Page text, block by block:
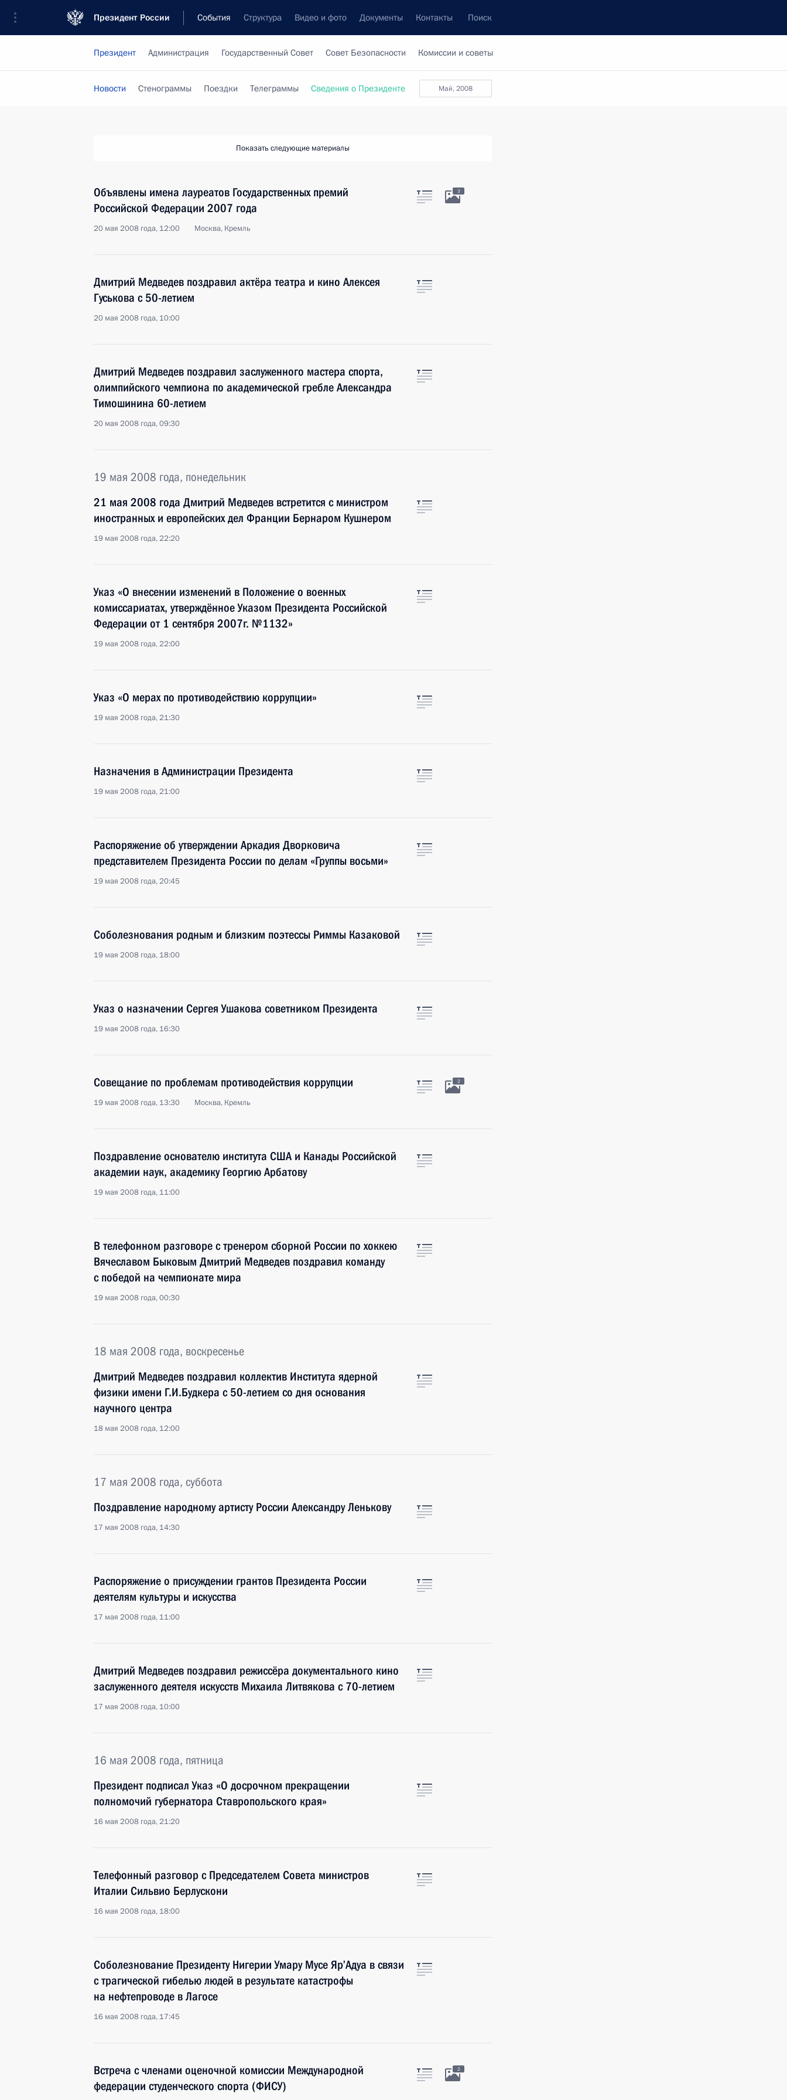
Президент России События Структура Видео и фото Документы Контакты Поиск
Президент Администрация Государственный Совет Совет Безопасности Комиссии и советы
май, 2008
Новости Стенограммы Поездки Телеграммы Сведения о Президенте
Показать следующие материалы
Объявлены имена лауреатов Государственных премий
Российской Федерации 2007 года
20 мая 2008 года, 12:00 Москва, Кремль
3
Дмитрий Медведев поздравил актёра театра и кино Алексея
Гуськова с 50-летием
20 мая 2008 года, 10:00
Дмитрий Медведев поздравил заслуженного мастера спорта,
олимпийского чемпиона по академической гребле Александра
Тимошинина 60-летием
20 мая 2008 года, 09:30
19 мая 2008 года, понедельник
21 мая 2008 года Дмитрий Медведев встретится с министром
иностранных и европейских дел Франции Бернаром Кушнером
19 мая 2008 года, 22:20
Указ «О внесении изменений в Положение о военных
комиссариатах, утверждённое Указом Президента Российской
Федерации от 1 сентября 2007г. №1132»
19 мая 2008 года, 22:00
Указ «О мерах по противодействию коррупции»
19 мая 2008 года, 21:30
Назначения в Администрации Президента
19 мая 2008 года, 21:00
Распоряжение об утверждении Аркадия Дворковича
представителем Президента России по делам «Группы восьми»
19 мая 2008 года, 20:45
Соболезнования родным и близким поэтессы Риммы Казаковой
19 мая 2008 года, 18:00
Указ о назначении Сергея Ушакова советником Президента
19 мая 2008 года, 16:30
Совещание по проблемам противодействия коррупции
19 мая 2008 года, 13:30 Москва, Кремль
2
Поздравление основателю института США и Канады Российской
академии наук, академику Георгию Арбатову
19 мая 2008 года, 11:00
В телефонном разговоре с тренером сборной России по хоккею
Вячеславом Быковым Дмитрий Медведев поздравил команду
с победой на чемпионате мира
19 мая 2008 года, 00:30
18 мая 2008 года, воскресенье
Дмитрий Медведев поздравил коллектив Института ядерной
физики имени Г.И.Будкера с 50-летием со дня основания
научного центра
18 мая 2008 года, 12:00
17 мая 2008 года, суббота
Поздравление народному артисту России Александру Ленькову
17 мая 2008 года, 14:30
Распоряжение о присуждении грантов Президента России
деятелям культуры и искусства
17 мая 2008 года, 11:00
Дмитрий Медведев поздравил режиссёра документального кино
заслуженного деятеля искусств Михаила Литвякова с 70-летием
17 мая 2008 года, 10:00
16 мая 2008 года, пятница
Президент подписал Указ «О досрочном прекращении
полномочий губернатора Ставропольского края»
16 мая 2008 года, 21:20
Телефонный разговор с Председателем Совета министров
Италии Сильвио Берлускони
16 мая 2008 года, 18:00
Соболезнование Президенту Нигерии Умару Мусе Яр’Адуа в связи
с трагической гибелью людей в результате катастрофы
на нефтепроводе в Лагосе
16 мая 2008 года, 17:45
Встреча с членами оценочной комиссии Международной
федерации студенческого спорта (ФИСУ)
2